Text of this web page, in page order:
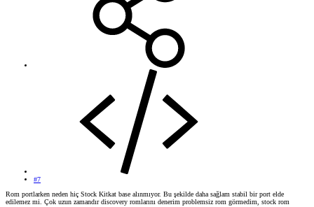
#7
Rom portlarken neden hiç Stock Kitkat base alınmıyor. Bu şekilde daha sağlam stabil bir port elde
edilemez mi. Çok uzun zamandır discovery romlarını denerim problemsiz rom görmedim, stock rom